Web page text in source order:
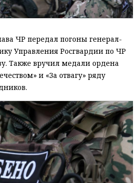
ЧР передал погоны генерал-
Управления Росгвардии по ЧР
Также вручил медали ордена
и «За отвагу» ряду